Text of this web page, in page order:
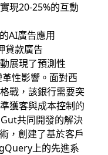
現20-25%的互動
AI廣告應用
貸款廣告
展現了預測性
性影響。面對西
戰，該銀行需要突
獲客與成本控制的
共同開發的解決
，創建了基於客戶
上的先進系